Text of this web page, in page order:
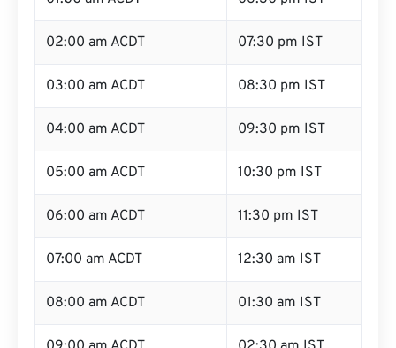
02:00 am ACDT 07:30 pm IST
03:00 am ACDT 08:30 pm IST
04:00 am ACDT 09:30 pm IST
05:00 am ACDT 10:30 pm IST
06:00 am ACDT 11:30 pm IST
07:00 am ACDT 12:30 am IST
08:00 am ACDT 01:30 am IST